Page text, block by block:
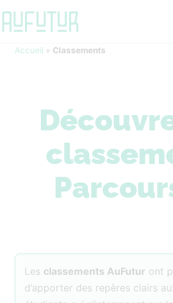
Accueil » Classements
Les classements AuFutur ont
d’apporter des repères clairs